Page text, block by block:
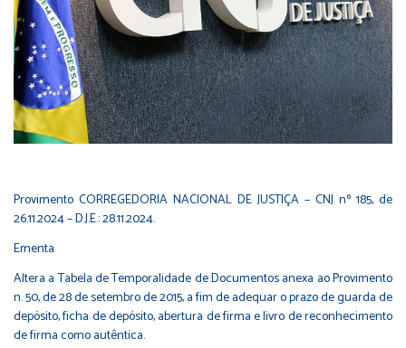
Provimento CORREGEDORIA NACIONAL DE JUSTIÇA – CNJ nº 185, de
26.11.2024 – D.J.E.: 28.11.2024.
Ementa
Altera a Tabela de Temporalidade de Documentos anexa ao Provimento
n. 50, de 28 de setembro de 2015, a fim de adequar o prazo de guarda de
depósito, ficha de depósito, abertura de firma e livro de reconhecimento
de firma como autêntica.